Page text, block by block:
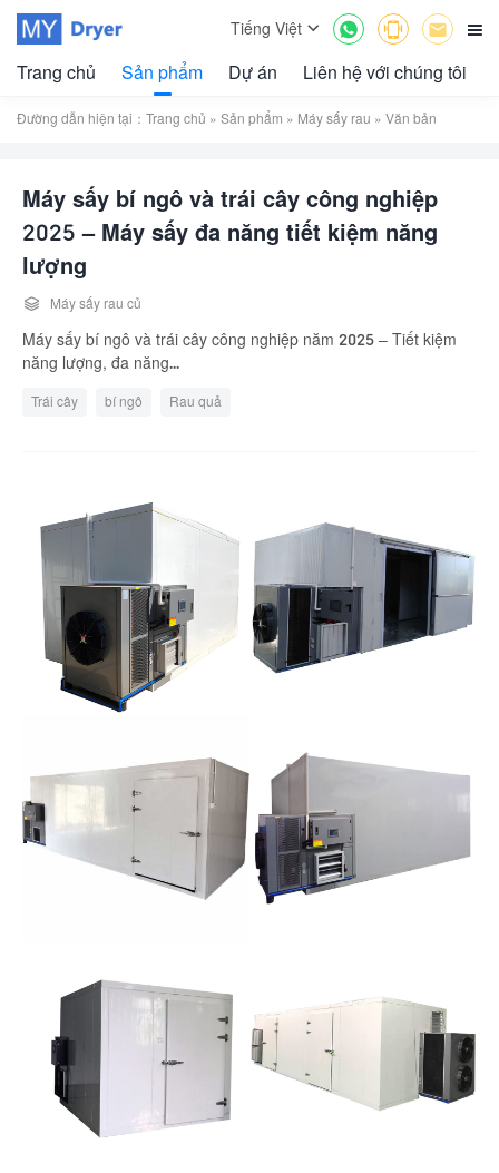

  
Tiếng Việt
Trang chủ Sản phẩm Dự án Liên hệ với chúng tôi
Đường dẫn hiện tại： Trang chủ » Sản phẩm » Máy sấy rau » Văn bản
Máy sấy bí ngô và trái cây công nghiệp
2025 – Máy sấy đa năng tiết kiệm năng
lượng
 Máy sấy rau củ
Máy sấy bí ngô và trái cây công nghiệp năm 2025 – Tiết kiệm
năng lượng, đa năng...
Trái cây bí ngô Rau quả